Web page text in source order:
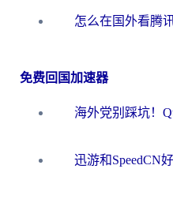
免费回国加速器